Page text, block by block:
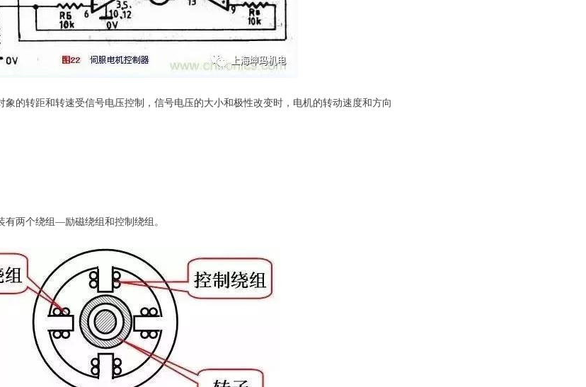
的转距和转速受信号电压控制，信号电压的大小和极性改变时，电机的转动速度和方向
有两个绕组—励磁绕组和控制绕组。